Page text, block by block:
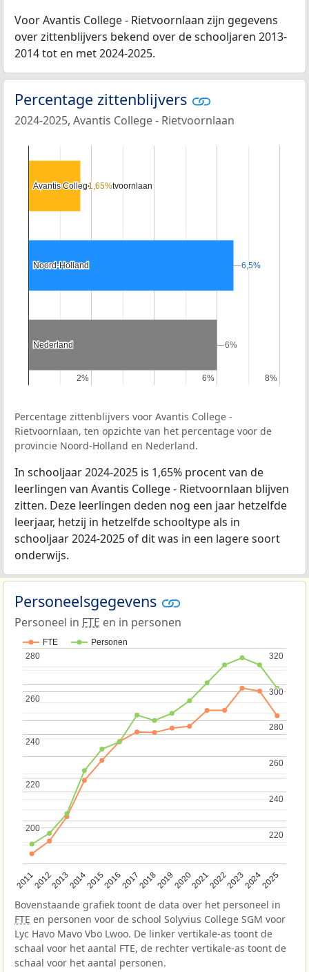
Voor Avantis College - Rietvoornlaan zijn gegevens
over zittenblijvers bekend over de schooljaren 2013-
2014 tot en met 2024-2025.
Percentage zittenblijvers
2024-2025, Avantis College - Rietvoornlaan
2%
2% 6%
6% 8%
8%
Avantis College - Rietvoornlaan
Avantis College - Rietvoornlaan
Noord-Holland
Noord-Holland
Nederland
Nederland
1,65%
1,65%
6,5%
6,5%
6%
6%
Percentage zittenblijvers voor Avantis College -
Rietvoornlaan, ten opzichte van het percentage voor de
provincie Noord-Holland en Nederland.
In schooljaar 2024-2025 is 1,65% procent van de
leerlingen van Avantis College - Rietvoornlaan blijven
zitten. Deze leerlingen deden nog een jaar hetzelfde
leerjaar, hetzij in hetzelfde schooltype als in
schooljaar 2024-2025 of dit was in een lagere soort
onderwijs.
Personeelsgegevens
Personeel in FTE en in personen
FTE Personen
201120122013201420152016201720182019202020212022202320242025
200
200
220
220
240
240
260
260
280
280
220
220
240
240
260
260
280
280
300
300
320
320
Bovenstaande grafiek toont de data over het personeel in
FTE en personen voor de school Solyvius College SGM voor
Lyc Havo Mavo Vbo Lwoo. De linker vertikale-as toont de
schaal voor het aantal FTE, de rechter vertikale-as toont de
schaal voor het aantal personen.